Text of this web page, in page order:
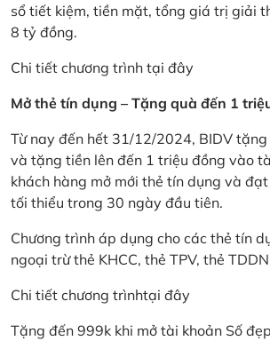
sổ tiết kiệm, tiền mặt, tổng giá trị giải
8 tỷ đồng.
Chi tiết chương trình tại đây
Mở thẻ tín dụng – Tặng quà đến 1
Từ nay đến hết 31/12/2024, BIDV
và tặng tiền lên đến 1 triệu đồng vào
khách hàng mở mới thẻ tín dụng và
tối thiểu trong 30 ngày đầu tiên.
Chương trình áp dụng cho các thẻ tín
ngoại trừ thẻ KHCC, thẻ TPV, thẻ
Chi tiết chương trìnhtại đây
Tặng đến 999k khi mở tài khoản Số